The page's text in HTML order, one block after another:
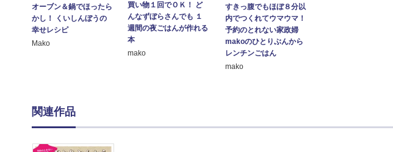
オーブン＆鍋でほったら
かし！ くいしんぼうの
幸せレシピ
Mako
買い物１回でＯＫ！ ど
んなずぼらさんでも １
週間の夜ごはんが作れる
本
mako
すきっ腹でもほぼ８分以
内でつくれてウマウマ！
予約のとれない家政婦
makoのひとりぶんから
レンチンごはん
mako
関連作品